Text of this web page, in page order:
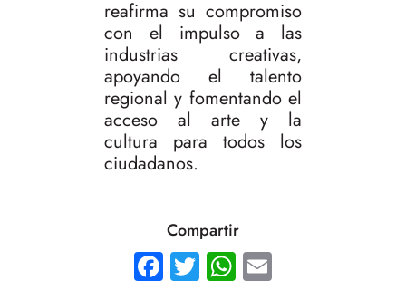
reafirma su compromiso
con el impulso a las
industrias creativas,
apoyando el talento
regional y fomentando el
acceso al arte y la
cultura para todos los
ciudadanos.
Compartir
Facebook
TwitterWhatsApp